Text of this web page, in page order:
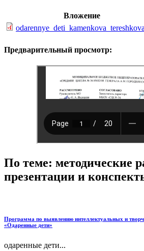
Вложение
Предварительный просмотр:
По теме: методические
презентации и
Программа по выявлению интеллектуальных и
«Одаренные дети»
одаренные дети...